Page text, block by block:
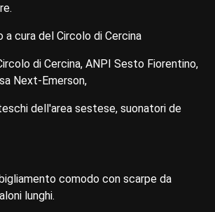
a cura del Circolo di Cercina
di Cercina, ANPI Sesto Fiorentino,
Next-Emerson,
dell'area sestese, suonatori de
comodo con scarpe da
lunghi.